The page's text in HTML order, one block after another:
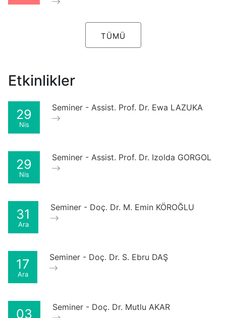
TÜMÜ
Etkinlikler
29
Nis
Seminer - Assist. Prof. Dr. Ewa LAZUKA
29
Nis
Seminer - Assist. Prof. Dr. Izolda GORGOL
31
Ara
Seminer - Doç. Dr. M. Emin KÖROĞLU
17
Ara
Seminer - Doç. Dr. S. Ebru DAŞ
03 Seminer - Doç. Dr. Mutlu AKAR